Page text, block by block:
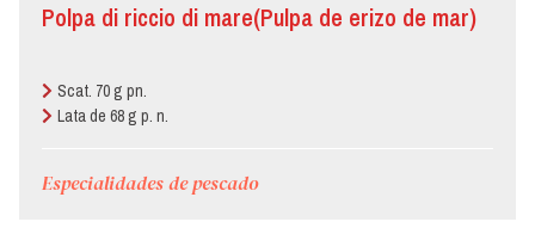
Polpa di riccio di mare(Pulpa de erizo de mar)
Scat. 70 g pn.
Lata de 68 g p. n.
Especialidades de pescado